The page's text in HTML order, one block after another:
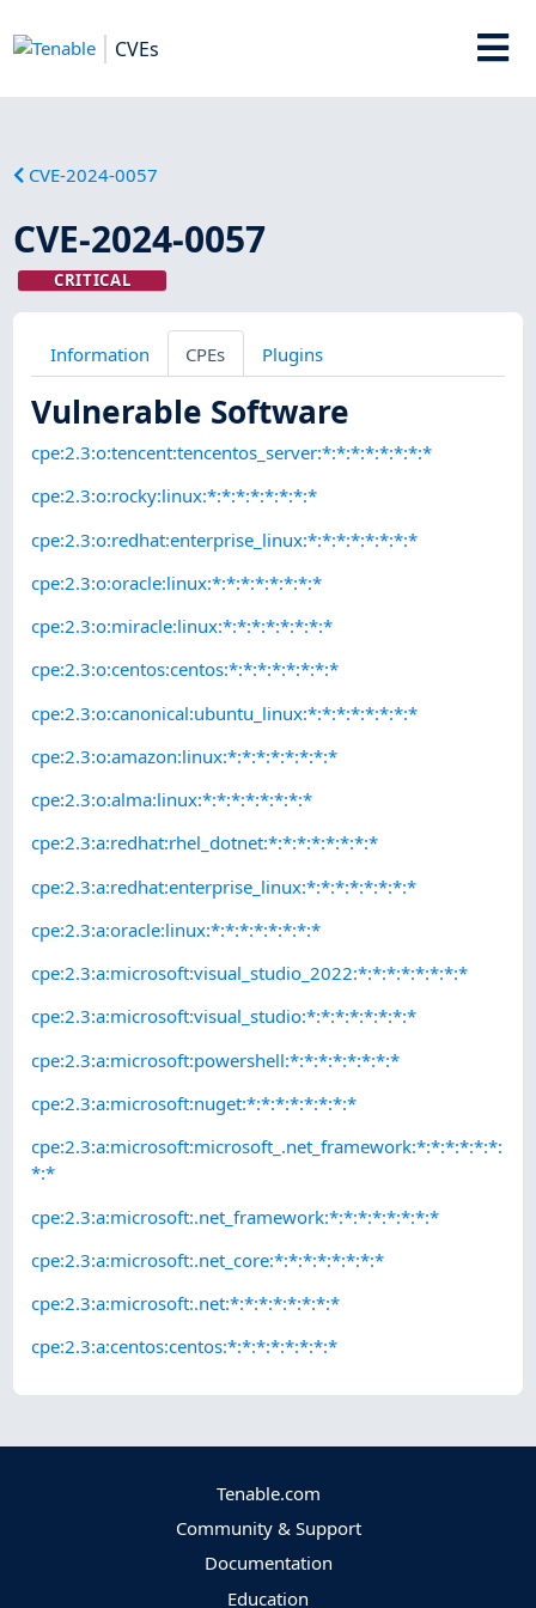
CVEs
CVE-2024-0057
CVE-2024-0057
CRITICAL
Information CPEs Plugins
Vulnerable Software
cpe:2.3:o:tencent:tencentos_server:*:*:*:*:*:*:*:*
cpe:2.3:o:rocky:linux:*:*:*:*:*:*:*:*
cpe:2.3:o:redhat:enterprise_linux:*:*:*:*:*:*:*:*
cpe:2.3:o:oracle:linux:*:*:*:*:*:*:*:*
cpe:2.3:o:miracle:linux:*:*:*:*:*:*:*:*
cpe:2.3:o:centos:centos:*:*:*:*:*:*:*:*
cpe:2.3:o:canonical:ubuntu_linux:*:*:*:*:*:*:*:*
cpe:2.3:o:amazon:linux:*:*:*:*:*:*:*:*
cpe:2.3:o:alma:linux:*:*:*:*:*:*:*:*
cpe:2.3:a:redhat:rhel_dotnet:*:*:*:*:*:*:*:*
cpe:2.3:a:redhat:enterprise_linux:*:*:*:*:*:*:*:*
cpe:2.3:a:oracle:linux:*:*:*:*:*:*:*:*
cpe:2.3:a:microsoft:visual_studio_2022:*:*:*:*:*:*:*:*
cpe:2.3:a:microsoft:visual_studio:*:*:*:*:*:*:*:*
cpe:2.3:a:microsoft:powershell:*:*:*:*:*:*:*:*
cpe:2.3:a:microsoft:nuget:*:*:*:*:*:*:*:*
cpe:2.3:a:microsoft:microsoft_.net_framework:*:*:*:*:*:*:
*:*
cpe:2.3:a:microsoft:.net_framework:*:*:*:*:*:*:*:*
cpe:2.3:a:microsoft:.net_core:*:*:*:*:*:*:*:*
cpe:2.3:a:microsoft:.net:*:*:*:*:*:*:*:*
cpe:2.3:a:centos:centos:*:*:*:*:*:*:*:*
Tenable.com
Community & Support
Documentation
Education